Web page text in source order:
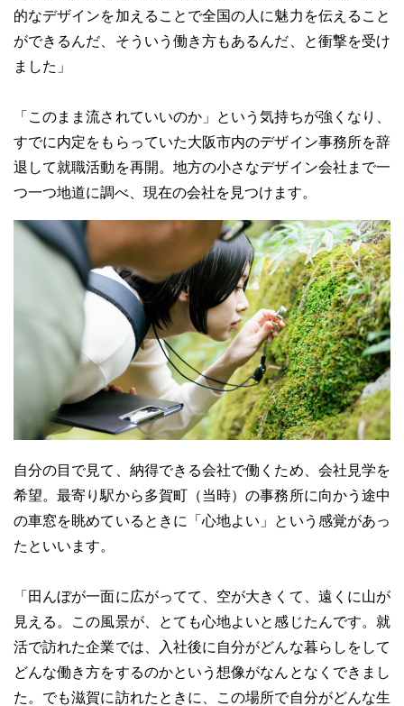
的なデザインを加えることで全国の人に魅力を伝えること
ができるんだ、そういう働き方もあるんだ、と衝撃を受け
ました」
「このまま流されていいのか」という気持ちが強くなり、
すでに内定をもらっていた大阪市内のデザイン事務所を辞
退して就職活動を再開。地方の小さなデザイン会社まで一
つ一つ地道に調べ、現在の会社を見つけます。
自分の目で見て、納得できる会社で働くため、会社見学を
希望。最寄り駅から多賀町（当時）の事務所に向かう途中
の車窓を眺めているときに「心地よい」という感覚があっ
たといいます。
「田んぼが一面に広がってて、空が大きくて、遠くに山が
見える。この風景が、とても心地よいと感じたんです。就
活で訪れた企業では、入社後に自分がどんな暮らしをして
どんな働き方をするのかという想像がなんとなくできまし
た。でも滋賀に訪れたときに、この場所で自分がどんな生